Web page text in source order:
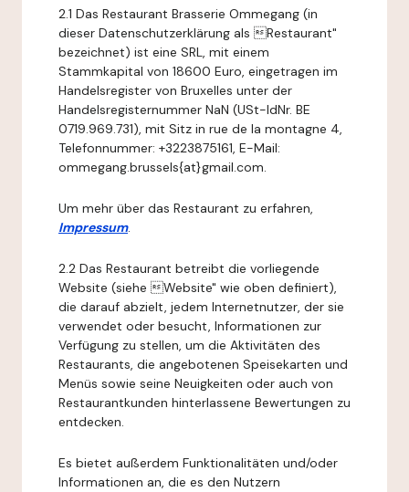
2.1 Das Restaurant Brasserie Ommegang (in
dieser Datenschutzerklärung als Restaurant"
bezeichnet) ist eine SRL, mit einem
Stammkapital von 18600 Euro, eingetragen im
Handelsregister von Bruxelles unter der
Handelsregisternummer NaN (USt-IdNr. BE
0719.969.731), mit Sitz in rue de la montagne 4,
Telefonnummer: +3223875161, E-Mail:
ommegang.brussels{at}gmail.com.
Um mehr über das Restaurant zu erfahren,
Impressum.
2.2 Das Restaurant betreibt die vorliegende
Website (siehe Website" wie oben definiert),
die darauf abzielt, jedem Internetnutzer, der sie
verwendet oder besucht, Informationen zur
Verfügung zu stellen, um die Aktivitäten des
Restaurants, die angebotenen Speisekarten und
Menüs sowie seine Neuigkeiten oder auch von
Restaurantkunden hinterlassene Bewertungen zu
entdecken.
Es bietet außerdem Funktionalitäten und/oder
Informationen an, die es den Nutzern